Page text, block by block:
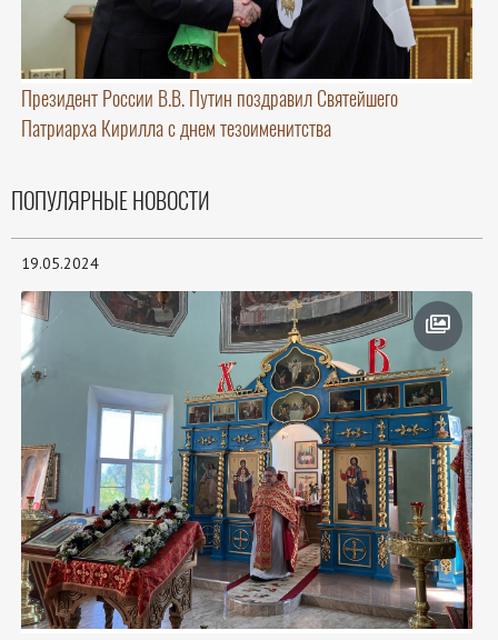
Президент России В.В. Путин поздравил Святейшего
Патриарха Кирилла с днем тезоименитства
ПОПУЛЯРНЫЕ НОВОСТИ
19.05.2024